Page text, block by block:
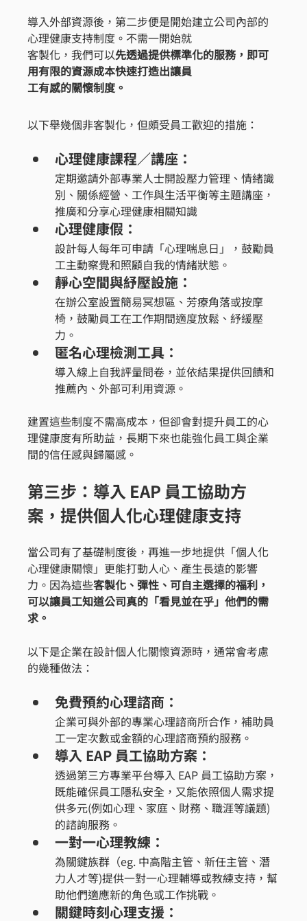
導入外部資源後，第二步便是開始建立公司內部的
心理健康支持制度。不需一開始就
客製化，我們可以先透過提供標準化的服務，即可
用有限的資源成本快速打造出讓員
工有感的關懷制度。
以下舉幾個非客製化，但頗受員工歡迎的措施：
心理健康課程／講座：
定期邀請外部專業人士開設壓力管理、情緒識
別、關係經營、工作與生活平衡等主題講座，
推廣和分享心理健康相關知識
心理健康假：
設計每人每年可申請「心理喘息日」，鼓勵員
工主動察覺和照顧自我的情緒狀態。
靜心空間與紓壓設施：
在辦公室設置簡易冥想區、芳療角落或按摩
椅，鼓勵員工在工作期間適度放鬆、紓緩壓
力。
匿名心理檢測工具：
導入線上自我評量問卷，並依結果提供回饋和
推薦內、外部可利用資源。
建置這些制度不需高成本，但卻會對提升員工的心
理健康度有所助益，長期下來也能強化員工與企業
間的信任感與歸屬感。
第三步：導入 EAP 員工協助方
案，提供個人化心理健康支持
當公司有了基礎制度後，再進一步地提供「個人化
心理健康關懷」更能打動人心、產生長遠的影響
力。因為這些客製化、彈性、可自主選擇的福利，
可以讓員工知道公司真的「看見並在乎」他們的需
求。
以下是企業在設計個人化關懷資源時，通常會考慮
的幾種做法：
免費預約心理諮商：
企業可與外部的專業心理諮商所合作，補助員
工一定次數或金額的心理諮商預約服務。
導入 EAP 員工協助方案：
透過第三方專業平台導入 EAP 員工協助方案，
既能確保員工隱私安全，又能依照個人需求提
供多元(例如心理、家庭、財務、職涯等議題)
的諮詢服務。
一對一心理教練：
為關鍵族群（eg. 中高階主管、新任主管、潛
力人才等)提供一對一心理輔導或教練支持，幫
助他們適應新的角色或工作挑戰。
關鍵時刻心理支援：